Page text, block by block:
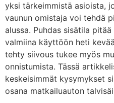
yksi tärkeimmistä asioista,
vaunun omistaja voi tehdä
alussa. Puhdas sisätila
valmiina käyttöön heti
tehty siivous tukee myös
onnistumista. Tässä
keskeisimmät kysymykset
osana matkailuauton